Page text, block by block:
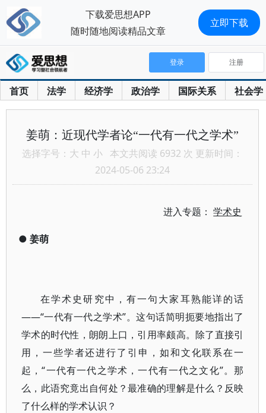
首页 法学 经济学 政治学 国际关系 社会学
登录 注册
姜萌：近现代学者论“一代有一代之学术”
选择字号： 大 中 小 本文共阅读 6932 次 更新时间：
2024-05-06 23:24
进入专题：学术史
● 姜萌
在学术史研究中，有一句大家耳熟能详的话
——“一代有一代之学术”。这句话简明扼要地指出了
学术的时代性，朗朗上口，引用率颇高。除了直接引
用，一些学者还进行了引申，如和文化联系在一
起，“一代有一代之学术，一代有一代之文化”。那
么，此语究竟出自何处？最准确的理解是什么？反映
了什么样的学术认识？
下载爱思想APP
随时随地阅读精品文章
立即下载